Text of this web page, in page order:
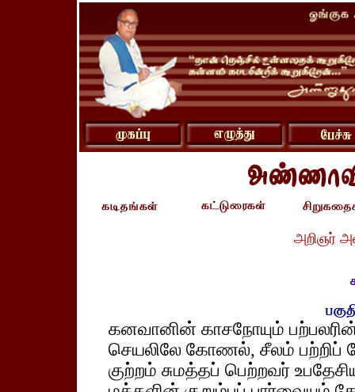
அறிஞர்
கனவானின் காசநோயும்
செயலிலே கோணல், சீலம் பற்றிப்
குற்றம் சுமத்தப் பெற்றவர்